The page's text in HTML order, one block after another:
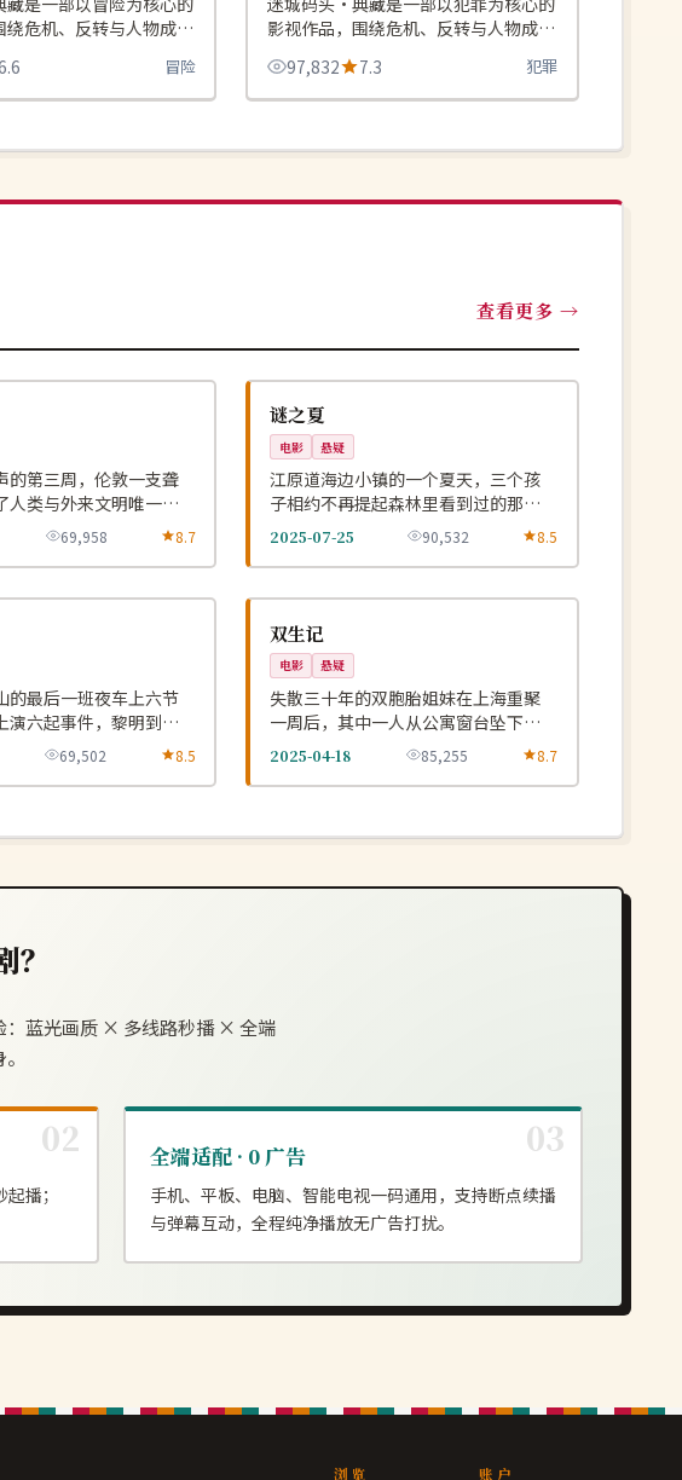
绕危机、反转与人物成长
奏紧凑，值得推荐观看。
冒险
影视作品，围绕危机、反转与人物成长
展开，整体节奏紧凑，值得推荐观看。
97,832 7.3 犯罪
查看更多
的第三周，伦敦一支聋
人类与外来文明唯一的
69,958 8.7
韩国
谜之夏
电影 悬疑
江原道海边小镇的一个夏天，三个孩
子相约不再提起森林里看到过的那个
秘密。
2025-07-25 90,532 8.5
的最后一班夜车上六节
演六起事件，黎明到达
。
69,502 8.5
中国
双生记
电影 悬疑
失散三十年的双胞胎姐妹在上海重聚
一周后，其中一人从公寓窗台坠下而
无人目击。
2025-04-18 85,255 8.7
？
：蓝光画质 × 多线路秒播 × 全端
播；
全端适配 · 0 广告
手机、平板、电脑、智能电视一码通用，支持断点续播
与弹幕互动，全程纯净播放无广告打扰。
浏览 账户